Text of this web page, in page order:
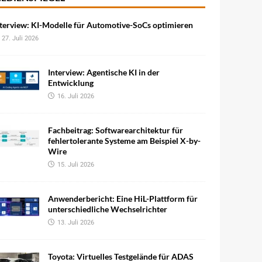
KI-Modelle für Automotive-SoCs optimieren
27. Juli 2026
Interview: Agentische KI in der
Entwicklung
16. Juli 2026
Fachbeitrag: Softwarearchitektur für
fehlertolerante Systeme am Beispiel X-by-
Wire
15. Juli 2026
Anwenderbericht: Eine HiL-Plattform für
unterschiedliche Wechselrichter
13. Juli 2026
Toyota: Virtuelles Testgelände für ADAS